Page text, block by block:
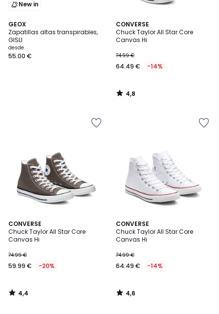
New in
GEOX
Zapatillas altas transpirables,
GISLI
desde
55.00 €
CONVERSE
Chuck Taylor All Star Core
Canvas Hi
74.99 €
64.49 € -14%
4,8
/ 5
4,8
/
CONVERSE
Chuck Taylor All Star Core
Canvas Hi
74.99 €
59.99 € -20%
4,4
/ 5
4,4
/
CONVERSE
Chuck Taylor All Star Core
Canvas Hi
74.99 €
64.49 € -14%
4,6
/ 5
4,6
/